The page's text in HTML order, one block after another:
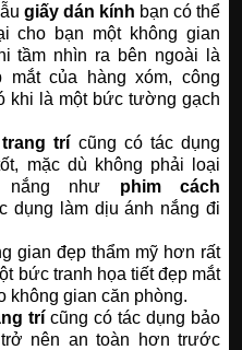
giấy dán kính bạn có thể
cho bạn một không gian
tầm nhìn ra bên ngoài là
mắt của hàng xóm, công
khi là một bức tường gạch
trí cũng có tác dụng
mặc dù không phải loại
nắng như phim cách
dụng làm dịu ánh nắng đi
đẹp thẩm mỹ hơn rất
bức tranh họa tiết đẹp mắt
không gian căn phòng.
trí cũng có tác dụng bảo
nên an toàn hơn trước